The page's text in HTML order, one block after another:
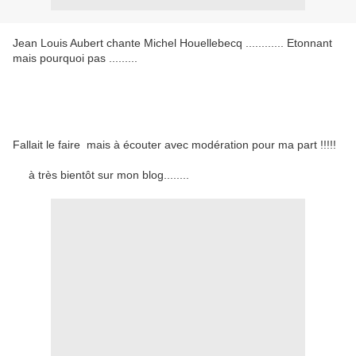
Jean Louis Aubert chante Michel Houellebecq ............ Etonnant
mais pourquoi pas .........
Fallait le faire mais à écouter avec modération pour ma part !!!!!
à très bientôt sur mon blog........